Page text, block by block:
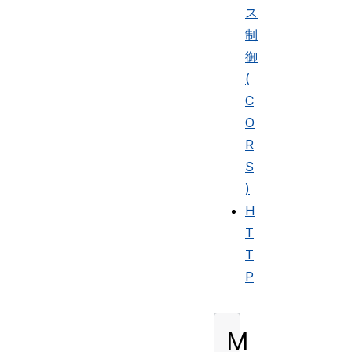
ス
制
御
(
C
O
R
S
)
H
T
T
P
M